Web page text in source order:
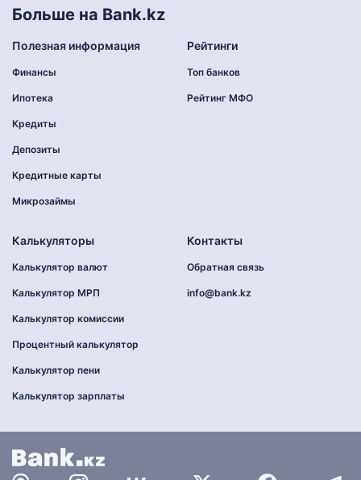
Больше на Bank.kz
Полезная информация
Финансы
Ипотека
Кредиты
Депозиты
Кредитные карты
Микрозаймы
Рейтинги
Топ банков
Рейтинг МФО
Калькуляторы
Калькулятор валют
Калькулятор МРП
Калькулятор комиссии
Процентный калькулятор
Калькулятор пени
Калькулятор зарплаты
Контакты
Обратная связь
info@bank.kz